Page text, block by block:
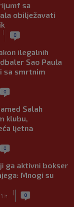
sa
obilježavati
| 0
ilegalnih
Sao Paula
sa smrtnim
0
Salah
klubu,
ljetna
0
ga aktivni bokser
Mnogi su
h
| 0